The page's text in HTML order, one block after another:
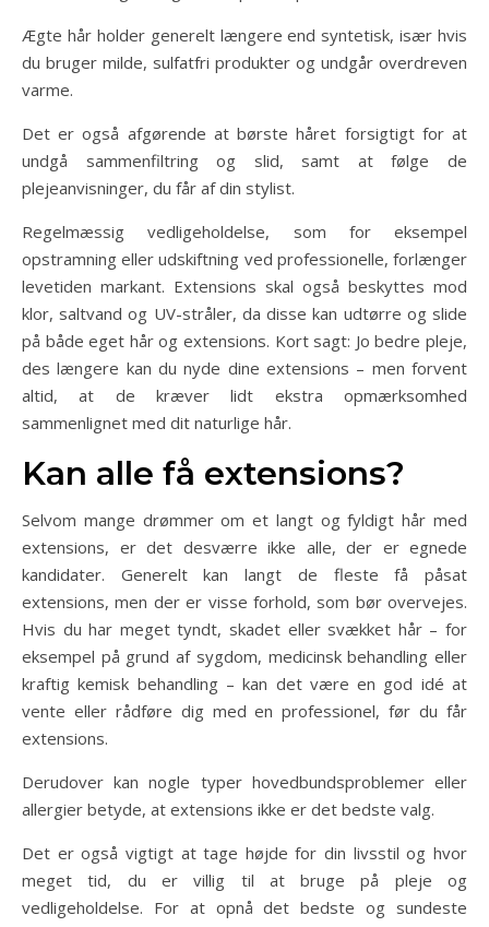
Ægte hår holder generelt længere end syntetisk, især hvis
du bruger milde, sulfatfri produkter og undgår overdreven
varme.
Det er også afgørende at børste håret forsigtigt for at
undgå sammenfiltring og slid, samt at følge de
plejeanvisninger, du får af din stylist.
Regelmæssig vedligeholdelse, som for eksempel
opstramning eller udskiftning ved professionelle, forlænger
levetiden markant. Extensions skal også beskyttes mod
klor, saltvand og UV-stråler, da disse kan udtørre og slide
på både eget hår og extensions. Kort sagt: Jo bedre pleje,
des længere kan du nyde dine extensions – men forvent
altid, at de kræver lidt ekstra opmærksomhed
sammenlignet med dit naturlige hår.
Kan alle få extensions?
Selvom mange drømmer om et langt og fyldigt hår med
extensions, er det desværre ikke alle, der er egnede
kandidater. Generelt kan langt de fleste få påsat
extensions, men der er visse forhold, som bør overvejes.
Hvis du har meget tyndt, skadet eller svækket hår – for
eksempel på grund af sygdom, medicinsk behandling eller
kraftig kemisk behandling – kan det være en god idé at
vente eller rådføre dig med en professionel, før du får
extensions.
Derudover kan nogle typer hovedbundsproblemer eller
allergier betyde, at extensions ikke er det bedste valg.
Det er også vigtigt at tage højde for din livsstil og hvor
meget tid, du er villig til at bruge på pleje og
vedligeholdelse. For at opnå det bedste og sundeste